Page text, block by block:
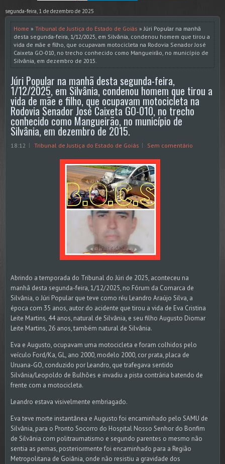
segunda-feira, 1 de dezembro de 2025
Home » Tribunal de Justiça do Estado de Goiás » Júri Popular na manhã
desta segunda-feira, 1/12/2025, em Silvânia, condenou homem que tirou a
vida de mãe e filho, que ocupavam motocicleta na Rodovia Senador José
Caixeta GO-010, no trecho conhecido como Mangueirão, no município de
Silvânia, em dezembro de 2015.
Júri Popular na manhã desta segunda-feira,
1/12/2025, em Silvânia, condenou homem que tirou a
vida de mãe e filho, que ocupavam motocicleta na
Rodovia Senador José Caixeta GO-010, no trecho
conhecido como Mangueirão, no município de
Silvânia, em dezembro de 2015.
18:12 Tribunal de Justiça do Estado de Goiás Sem comentário
Abrindo a temporada do Tribunal do Júri de 2025, aconteceu na
manhã desta segunda-feira, 1/12/2025, no Fórum da Comarca de
Silvânia, o Júri Popular que teve como réu Leandro Araújo Silva, a
época com 35 anos, autor do acidente que tirou a vida de Eva Cristina
Leite Martins, 44 anos, natural de Silvânia, e seu filho Augusto Diomar
Leite Martins, 26 anos, também natural de Silvânia.
Eva e Augusto, ocupavam uma motocicleta e foram colhidos pelo
veículo Ford/Ka, GL, ano 2000, modelo 2000, cor prata, placa de
Uruana-GO, conduzido por Leandro, que trafegava sentido
Silvânia/Leopoldo de Bulhões e invadiu a pista contrária batendo de
frente com a motocicleta.
Leandro estava visivelmente embriagado.
Eva teve morte instantânea e Augusto foi encaminhado pelo SAMU de
Silvânia, para o Pronto Socorro do Hospital Nosso Senhor do Bonfim
de Silvânia com politraumatismo e segundo parentes o mesmo não
sentia as pernas, posteriormente foi encaminhado para a Região
Metropolitana de Goiânia, onde não resistiu a gravidade dos